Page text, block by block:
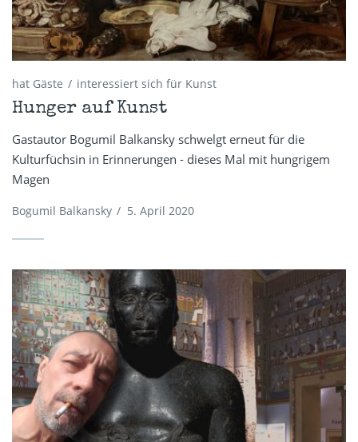
hat Gäste interessiert sich für Kunst
Hunger auf Kunst
Gastautor Bogumil Balkansky schwelgt erneut für die
Kulturfüchsin in Erinnerungen - dieses Mal mit hungrigem
Magen
Bogumil Balkansky / 5. April 2020